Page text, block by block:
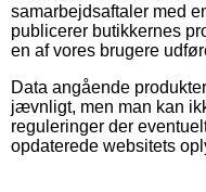
samarbejdsaftaler med
publicerer butikkernes
en af vores brugere
Data angående
jævnligt, men man kan
reguleringer der
opdaterede websitets